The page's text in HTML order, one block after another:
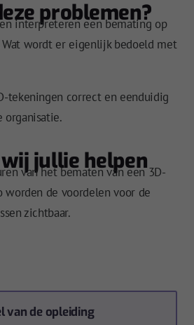
problemen?
interpreteren een bemating op
Wat wordt er eigenlijk bedoeld met
tekeningen correct en eenduidig
organisatie.
jullie helpen
van het bematen van een 3D-
de voordelen voor de
zichtbaar.
van de opleiding